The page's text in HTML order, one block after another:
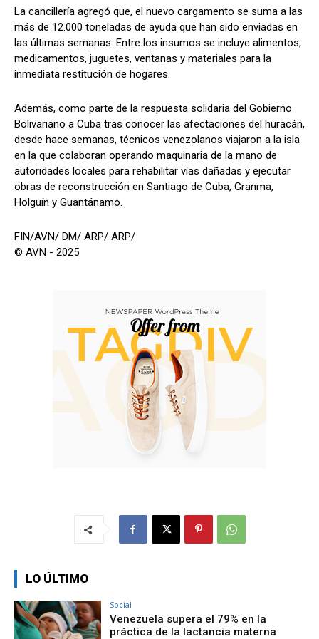
La cancillería agregó que, el nuevo cargamento se suma a las
más de 12.000 toneladas de ayuda que han sido enviadas en
las últimas semanas. Entre los insumos se incluye alimentos,
medicamentos, juguetes, ventanas y materiales para la
inmediata restitución de hogares.
Además, como parte de la respuesta solidaria del Gobierno
Bolivariano a Cuba tras conocer las afectaciones del huracán,
desde hace semanas, técnicos venezolanos viajaron a la isla
en la que colaboran operando maquinaria de la mano de
autoridades locales para rehabilitar vías dañadas y ejecutar
obras de reconstrucción en Santiago de Cuba, Granma,
Holguín y Guantánamo.
FIN/AVN/ DM/ ARP/ ARP/
© AVN - 2025
LO ÚLTIMO
Social
Venezuela supera el 79% en la
práctica de la lactancia materna